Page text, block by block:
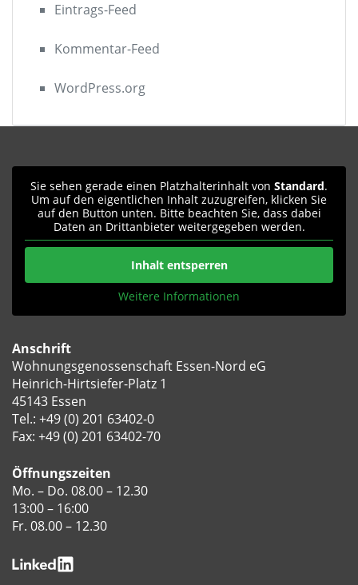
Eintrags-Feed
Kommentar-Feed
WordPress.org
Sie sehen gerade einen Platzhalterinhalt von Standard.
Um auf den eigentlichen Inhalt zuzugreifen, klicken Sie
auf den Button unten. Bitte beachten Sie, dass dabei
Daten an Drittanbieter weitergegeben werden.
Inhalt entsperren
Weitere Informationen
Anschrift
Wohnungsgenossenschaft Essen-Nord eG
Heinrich-Hirtsiefer-Platz 1
45143 Essen
Tel.: +49 (0) 201 63402-0
Fax: +49 (0) 201 63402-70
Öffnungszeiten
Mo. – Do. 08.00 – 12.30
13:00 – 16:00
Fr. 08.00 – 12.30